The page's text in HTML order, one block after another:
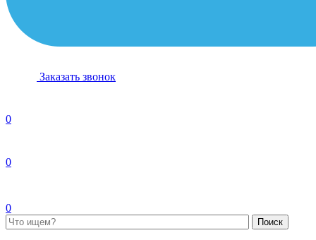
Заказать звонок
0
0
0